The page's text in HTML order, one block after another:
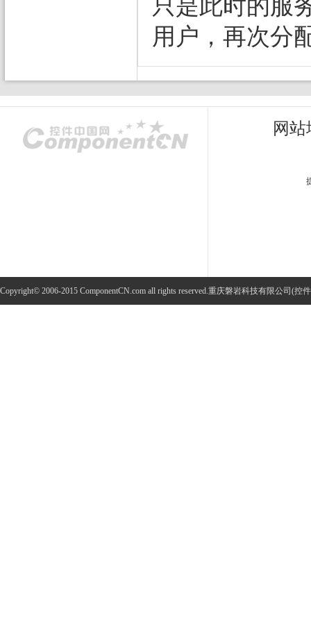
只是此时的服
用户，再次分
网
Copyright© 2006-2015 ComponentCN.com all rights reserved.重庆磐岩科技有限公司(